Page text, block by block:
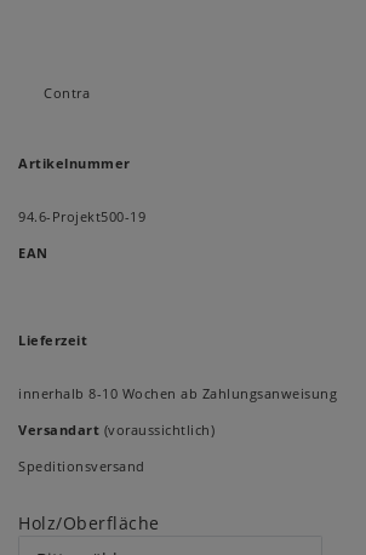
Contra
Artikelnummer
94.6-Projekt500-19
EAN
Lieferzeit
innerhalb 8-10 Wochen ab Zahlungsanweisung
Versandart (voraussichtlich)
Speditionsversand
Holz/Oberfläche